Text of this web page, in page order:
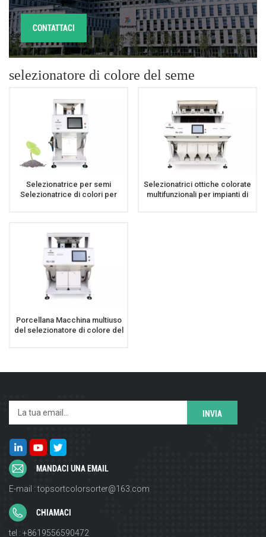
CONTATTACI
selezionatore di colore del seme
Selezionatrice per semi
Selezionatrice di colori per
Selezionatrici ottiche colorate
multifunzionali per impianti di
Porcellana Macchina multiuso
del selezionatore di colore del
MANDACI UNA EMAIL
E-mail : topsortcolorsorter@163.com
CHIAMACI
tel : +8619556590472